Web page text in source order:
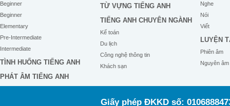
Beginner
Beginner
Elementary
Pre-Intermediate
Intermediate
TÌNH HUỐNG TIẾNG ANH
PHÁT ÂM TIẾNG ANH
TỪ VỰNG TIẾNG ANH
TIẾNG ANH CHUYÊN NGÀNH
Kế toán
Du lịch
Công nghệ thông tin
Khách sạn
Nghe
Nói
Viết
LUYỆN
Phiên âm
Nguyên âm
Giấy phép ĐKKD số: